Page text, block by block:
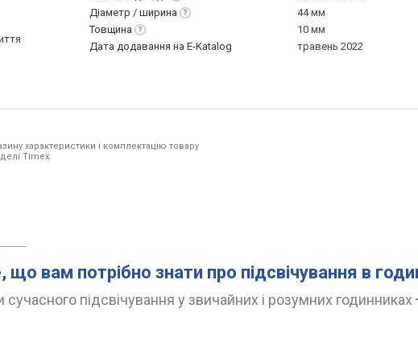
Діаметр / ширина
44 мм
Товщина
10 мм
Дата додавання на E-Katalog
травень 2022
характеристики і комплектацію товару
Timex.
що вам потрібно знати про підсвічування в
сучасного підсвічування у звичайних і розумних годинниках